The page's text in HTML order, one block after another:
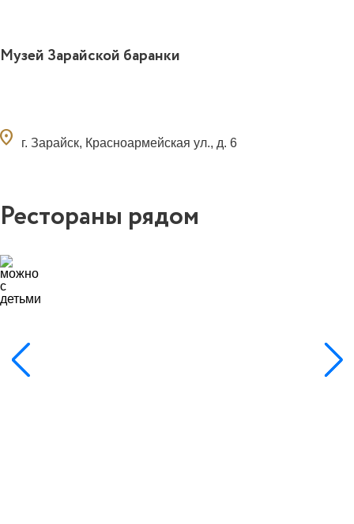
Музей Зарайской баранки
г. Зарайск, Красноармейская ул., д. 6
Рестораны рядом